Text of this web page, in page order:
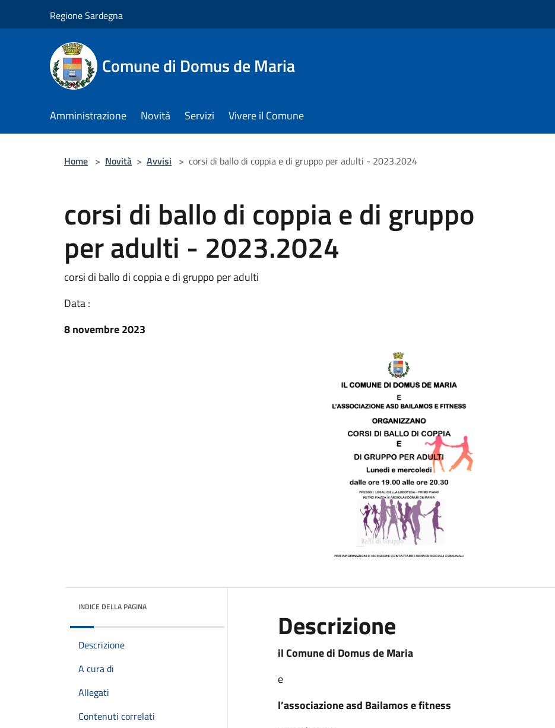
Regione Sardegna
Comune di Domus de Maria
Amministrazione Novità Servizi Vivere il Comune
Home > Novità > Avvisi > corsi di ballo di coppia e di gruppo per adulti - 2023.2024
corsi di ballo di coppia e di gruppo
per adulti - 2023.2024
corsi di ballo di coppia e di gruppo per adulti
Data :
8 novembre 2023
INDICE DELLA PAGINA
Descrizione
A cura di
Allegati
Contenuti correlati
Descrizione
il Comunedi Domus de Maria
e
l’associazione asd Bailamos e fitness